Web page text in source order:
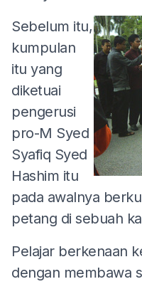
Sebelum itu,
kumpulan
itu yang
diketuai
pengerusi
pro-M Syed
Syafiq Syed
Hashim itu
pada awalnya
petang di sebuah
Pelajar berkenaan
dengan membawa